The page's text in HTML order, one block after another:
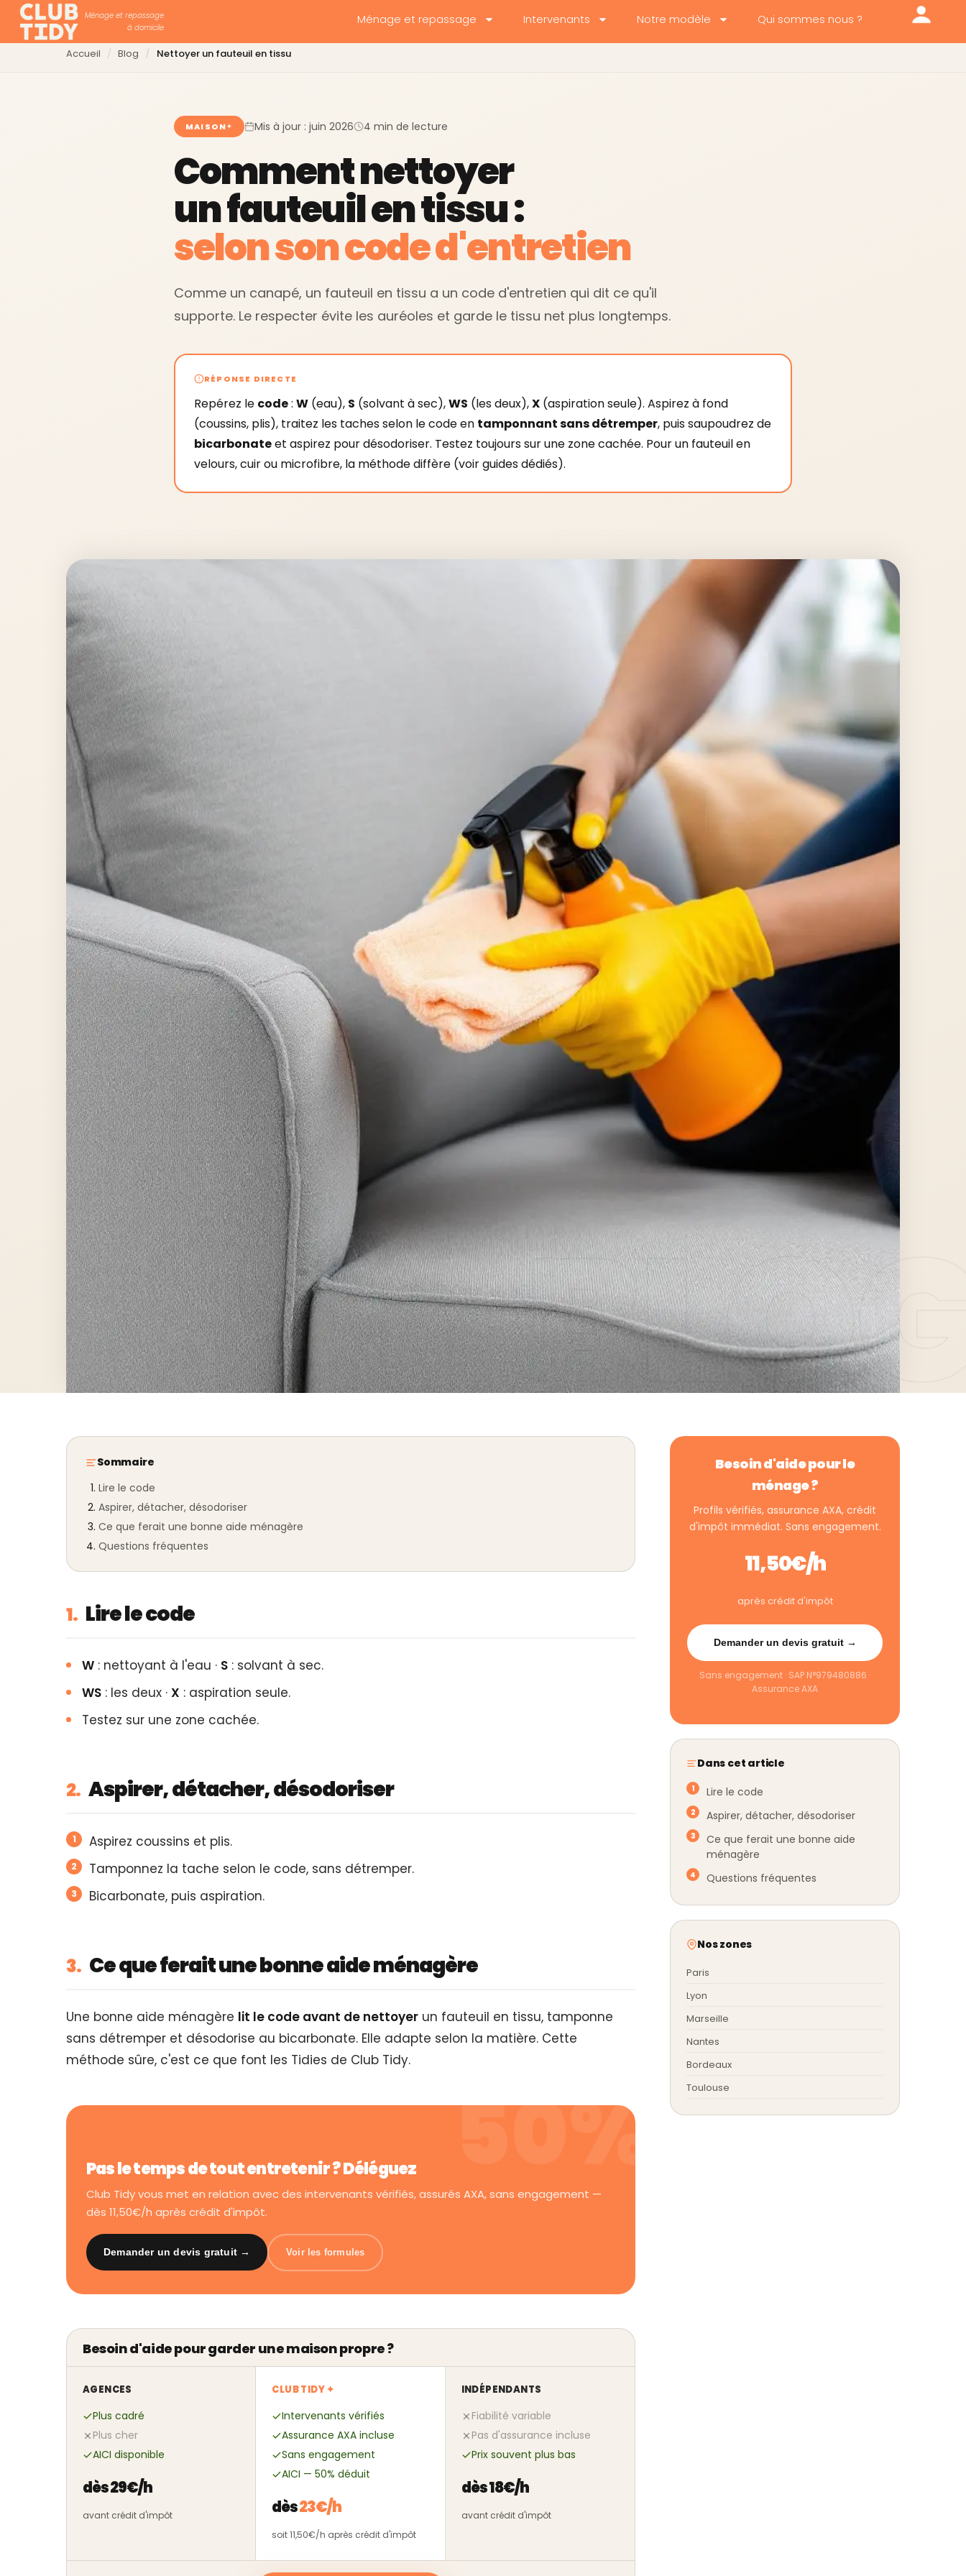
Ménage et repassage
à domicile
Ménage et repassage Intervenants Notre modèle Qui sommes nous ?
Accueil Blog Nettoyer un fauteuil en tissu
MAISON Mis à jour : juin 2026 4 min de lecture
Comment nettoyer
un fauteuil en tissu :
selon son code d'entretien
Comme un canapé, un fauteuil en tissu a un code d'entretien qui dit ce qu'il
supporte. Le respecter évite les auréoles et garde le tissu net plus longtemps.
RÉPONSE DIRECTE
Repérez le code: W (eau), S (solvant à sec),WS (les deux),X (aspiration seule). Aspirez à fond
(coussins, plis), traitez les taches selon le code en tamponnant sans détremper, puis saupoudrez de
bicarbonateet aspirez pour désodoriser. Testez toujours sur une zone cachée. Pour un fauteuil en
velours, cuir ou microfibre, la méthode diffère (voir guides dédiés).
Sommaire
Lire le code
Aspirer, détacher, désodoriser
Ce que ferait une bonne aide ménagère
Questions fréquentes
1. Lire le code
W : nettoyant à l'eau · S : solvant à sec.
WS : les deux · X : aspiration seule.
Testez sur une zone cachée.
2. Aspirer, détacher, désodoriser
Aspirez coussins et plis.
Tamponnez la tache selon le code, sans détremper.
Bicarbonate, puis aspiration.
3. Ce que ferait une bonne aide ménagère
Une bonne aide ménagère lit le code avant de nettoyer un fauteuil en tissu, tamponne
sans détremper et désodorise au bicarbonate. Elle adapte selon la matière. Cette
méthode sûre, c'est ce que font les Tidies de Club Tidy.
Pas le temps de tout entretenir ? Déléguez
Club Tidy vous met en relation avec des intervenants vérifiés, assurés AXA, sans engagement —
dès 11,50€/h après crédit d'impôt.
Demander un devis gratuit → Voir les formules
Besoin d'aide pour garder une maison propre ?
AGENCES
Plus cadré
Plus cher
AICI disponible
dès 29€/h
avant crédit d'impôt
CLUB TIDY ✦
Intervenants vérifiés
Assurance AXA incluse
Sans engagement
AICI — 50% déduit
dès23€/h
soit 11,50€/h après crédit d'impôt
INDÉPENDANTS
Fiabilité variable
Pas d'assurance incluse
Prix souvent plus bas
dès 18€/h
avant crédit d'impôt
Besoin d'aide pour le
ménage ?
Profils vérifiés, assurance AXA, crédit
d'impôt immédiat. Sans engagement.
11,50€/h
après crédit d'impôt
Demander un devis gratuit →
Sans engagement · SAP N°979480886 ·
Assurance AXA
Dans cet article
Lire le code
Aspirer, détacher, désodoriser
Ce que ferait une bonne aide
ménagère
Questions fréquentes
Nos zones
Paris
Lyon
Marseille
Nantes
Bordeaux
Toulouse